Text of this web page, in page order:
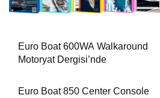
Euro Boat 600WA Walkaround
Motoryat Dergisi’nde
Euro Boat 850 Center Console